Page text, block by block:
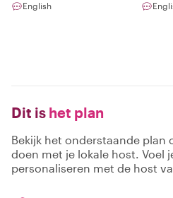
English
Dit is het plan
Bekijk het onderstaande plan
doen met je lokale host. Voel
personaliseren met de host